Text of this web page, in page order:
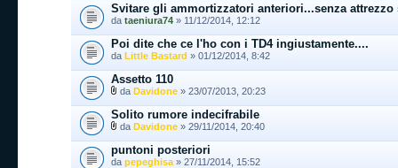
Svitare gli ammortizzatori anteriori...senza attrezzo
da taeniura74 » 11/12/2014, 12:12
Poi dite che ce l'ho con i TD4 ingiustamente....
da Little Bastard » 01/12/2014, 8:42
Assetto 110
da Davidone » 23/07/2013, 20:23
Solito rumore indecifrabile
da Davidone » 29/11/2014, 20:40
puntoni posteriori
da pepeghisa » 27/11/2014, 15:52